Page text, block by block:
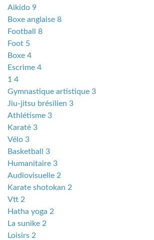
Aikido 9
Boxe anglaise 8
Football 8
Foot 5
Boxe 4
Escrime 4
1 4
Gymnastique artistique 3
Jiu-jitsu brésilien 3
Athlétisme 3
Karaté 3
Vélo 3
Basketball 3
Humanitaire 3
Audiovisuelle 2
Karate shotokan 2
Vtt 2
Hatha yoga 2
La sunike 2
Loisirs 2